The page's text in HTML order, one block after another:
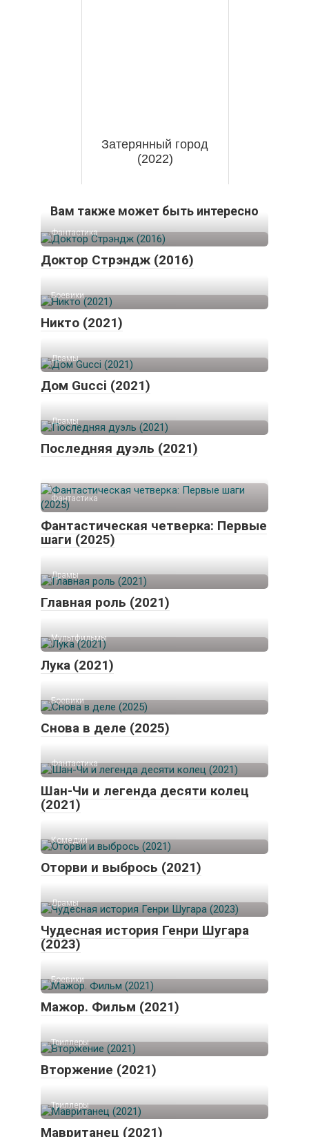
Затерянный город
(2022)
Вам также может быть интересно
Фантастика
Доктор Стрэндж (2016)
Боевики
Никто (2021)
Драмы
Дом Gucci (2021)
Драмы
Последняя дуэль (2021)
Фантастика
Фантастическая четверка: Первые
шаги (2025)
Драмы
Главная роль (2021)
Мультфильмы
Лука (2021)
Боевики
Снова в деле (2025)
Фантастика
Шан-Чи и легенда десяти колец
(2021)
Комедии
Оторви и выбрось (2021)
Драмы
Чудесная история Генри Шугара
(2023)
Боевики
Мажор. Фильм (2021)
Триллеры
Вторжение (2021)
Триллеры
Мавританец (2021)